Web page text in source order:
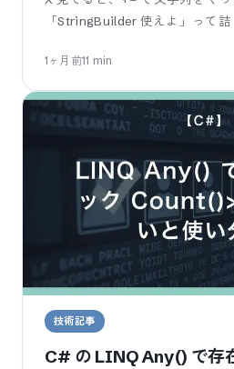
「StringBuilder 使えよ」って詰
1ヶ月前11 min
技術記事
C# の LINQ Any() で存